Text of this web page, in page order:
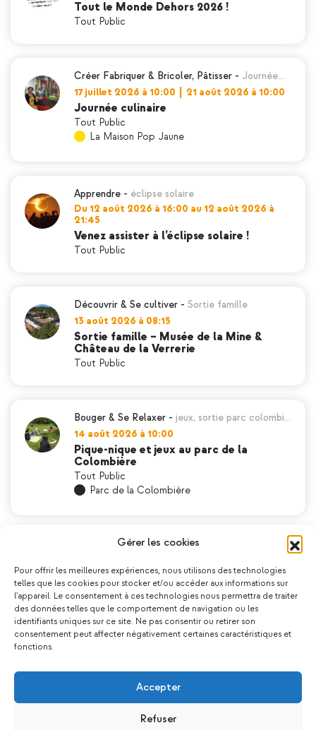
Gérer les cookies
Pour offrir les meilleures expériences, nous utilisons des technologies
telles que les cookies pour stocker et/ou accéder aux informations sur
l'appareil. Le consentement à ces technologies nous permettra de traiter
des données telles que le comportement de navigation ou les
identifiants uniques sur ce site. Ne pas consentir ou retirer son
consentement peut affecter négativement certaines caractéristiques et
fonctions.
Accepter
Refuser
Tout le Monde Dehors 2026 !
Tout Public
Créer Fabriquer & Bricoler, Pâtisser - Journée…
17 juillet 2026 à 10:00
21 août 2026 à 10:00
Journée culinaire
Tout Public
La Maison Pop Jaune
Apprendre - éclipse solaire
Du 12 août 2026 à 16:00 au 12 août 2026 à
21:45
Venez assister à l’éclipse solaire !
Tout Public
Découvrir & Se cultiver - Sortie famille
13 août 2026 à 08:15
Sortie famille – Musée de la Mine &
Château de la Verrerie
Tout Public
Bouger & Se Relaxer - jeux, sortie parc colombi…
14 août 2026 à 10:00
Pique-nique et jeux au parc de la
Colombière
Tout Public
Parc de la Colombière
,Bouger & Se Relaxer
Sortie famille – Lac de la Liez
Tout Public
RDV Mairie de Chenôve
28 août 2026 à 17:30
La Maison Pop Rouge